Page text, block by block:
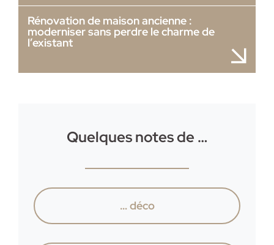
Rénovation de maison ancienne :
moderniser sans perdre le charme de
l’existant
Quelques notes de …
… déco